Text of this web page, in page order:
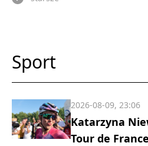
Sport
Katarzyna
Tour de
2026-08-09, 23:06